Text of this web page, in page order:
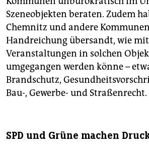
Szeneobjekten beraten. Zudem
Chemnitz und andere
Handreichung übersandt, wie
Veranstaltungen in solchen
umgegangen werden könne –
Brandschutz,
Bau-, Gewerbe- und Straßenrecht.
SPD und Grüne machen